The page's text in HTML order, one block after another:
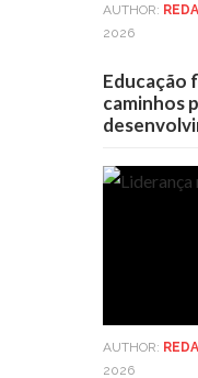
AUTHOR:
2026
Educação
caminhos
AUTHOR:
2026